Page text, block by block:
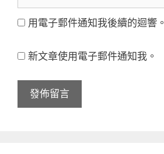
件
地
人
網
網
用電子郵件通知我後續的迴響。
新文章使用電子郵件通知我。